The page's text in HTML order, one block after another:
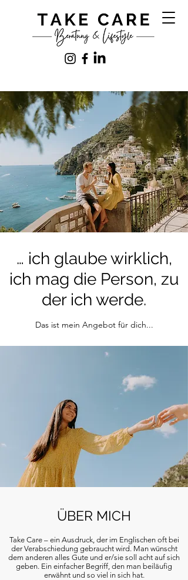
… ich glaube wirklich,
ich mag die Person, zu
der ich werde.
Das ist mein Angebot für dich...
ÜBER MICH
Take Care – ein Ausdruck, der im Englischen oft bei
der Verabschiedung gebraucht wird. Man wünscht
dem anderen alles Gute und er/sie soll acht auf sich
geben. Ein einfacher Begriff, den man beiläufig
erwähnt und so viel in sich hat.